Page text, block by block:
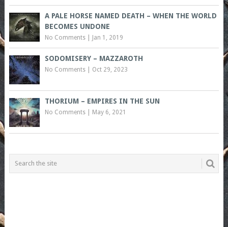
A PALE HORSE NAMED DEATH – WHEN THE WORLD
BECOMES UNDONE
No Comments| Jan 1, 2019
SODOMISERY – MAZZAROTH
No Comments| Oct 29, 2023
THORIUM – EMPIRES IN THE SUN
No Comments| May 6, 2021